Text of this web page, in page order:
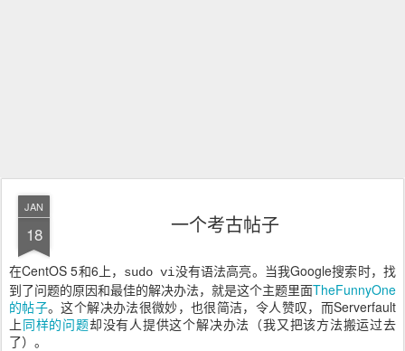
JAN
18 一个考古帖子
在CentOS 5和6上， sudo vi没有语法高亮。当我Google搜索时，找
到了问题的原因和最佳的解决办法，就是这个主题里面TheFunnyOne
的帖子。这个解决办法很微妙，也很简洁，令人赞叹，而Serverfault
上同样的问题却没有人提供这个解决办法（我又把该方法搬运过去
了）。